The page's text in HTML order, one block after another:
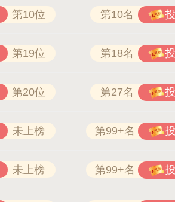
第10位 第10名
第19位 第18名
第20位 第27名
未上榜 第99+名
未上榜 第99+名